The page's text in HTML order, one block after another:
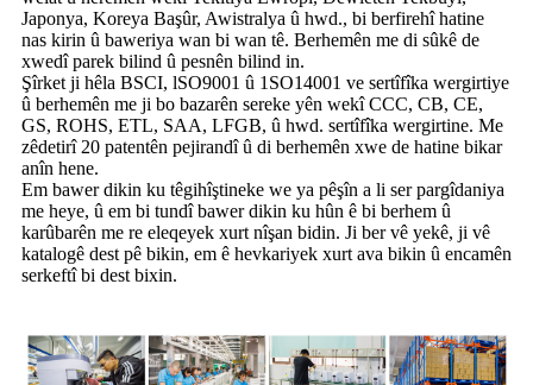
Japonya, Koreya Başûr, Awistralya û hwd., bi berfirehî hatine
nas kirin û baweriya wan bi wan tê. Berhemên me di sûkê de
xwedî parek bilind û pesnên bilind in.
Şîrket ji hêla BSCI, lSO9001 û 1SO14001 ve sertîfîka wergirtiye
û berhemên me ji bo bazarên sereke yên wekî CCC, CB, CE,
GS, ROHS, ETL, SAA, LFGB, û hwd. sertîfîka wergirtine. Me
zêdetirî 20 patentên pejirandî û di berhemên xwe de hatine bikar
anîn hene.
Em bawer dikin ku têgihîştineke we ya pêşîn a li ser pargîdaniya
me heye, û em bi tundî bawer dikin ku hûn ê bi berhem û
karûbarên me re eleqeyek xurt nîşan bidin. Ji ber vê yekê, ji vê
katalogê dest pê bikin, em ê hevkariyek xurt ava bikin û encamên
serkeftî bi dest bixin.